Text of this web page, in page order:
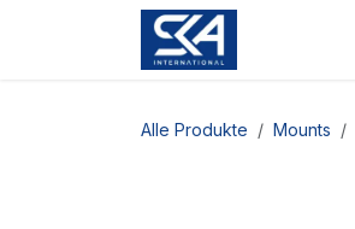
Zum Inhalt springen
Alle Produkte Mounts